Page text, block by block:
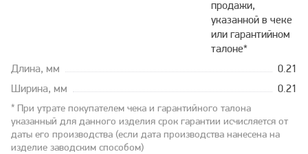
продажи,
указанной в чеке
или гарантийном
талоне*
Длина, мм
0.21
Ширина, мм
0.21
* При утрате покупателем чека и гарантийного талона
указанный для данного изделия срок гарантии исчисляется от
даты его производства (если дата производства нанесена на
изделие заводским способом)